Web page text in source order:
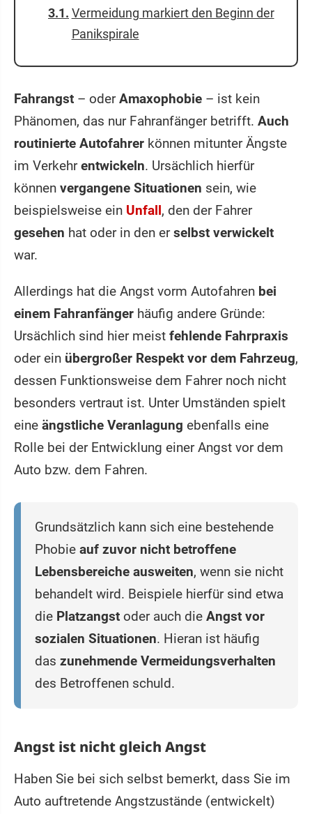
Vermeidung markiert den Beginn der
Panikspirale
Fahrangst – oderAmaxophobie – ist kein
Phänomen, das nur Fahranfänger betrifft. Auch
routinierte Autofahrer können mitunter Ängste
im Verkehrentwickeln. Ursächlich hierfür
können vergangene Situationen sein, wie
beispielsweise ein Unfall, den der Fahrer
gesehen hat oder in den erselbst verwickelt
war.
Allerdings hat die Angst vorm Autofahren bei
einem Fahranfänger häufig andere Gründe:
Ursächlich sind hier meist fehlende Fahrpraxis
oder ein übergroßer Respekt vor dem Fahrzeug,
dessen Funktionsweise dem Fahrer noch nicht
besonders vertraut ist. Unter Umständen spielt
eine ängstliche Veranlagung ebenfalls eine
Rolle bei der Entwicklung einer Angst vor dem
Auto bzw. dem Fahren.
Grundsätzlich kann sich eine bestehende
Phobie auf zuvor nicht betroffene
Lebensbereiche ausweiten, wenn sie nicht
behandelt wird. Beispiele hierfür sind etwa
die Platzangst oder auch die Angst vor
sozialen Situationen. Hieran ist häufig
das zunehmende Vermeidungsverhalten
des Betroffenen schuld.
Angst ist nicht gleich Angst
Haben Sie bei sich selbst bemerkt, dass Sie im
Auto auftretende Angstzustände (entwickelt)